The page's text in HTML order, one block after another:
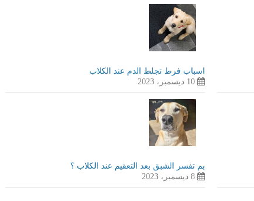
اسباب فرط تجلط الدم عند الكلاب
10 ديسمبر، 2023
بم تفسر الشبق بعد التعقيم عند الكلاب ؟
8 ديسمبر، 2023